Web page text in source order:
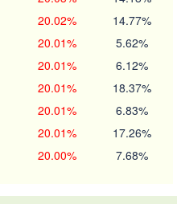
20.02% 14.77%
20.01% 5.62%
20.01% 6.12%
20.01% 18.37%
20.01% 6.83%
20.01% 17.26%
20.00% 7.68%